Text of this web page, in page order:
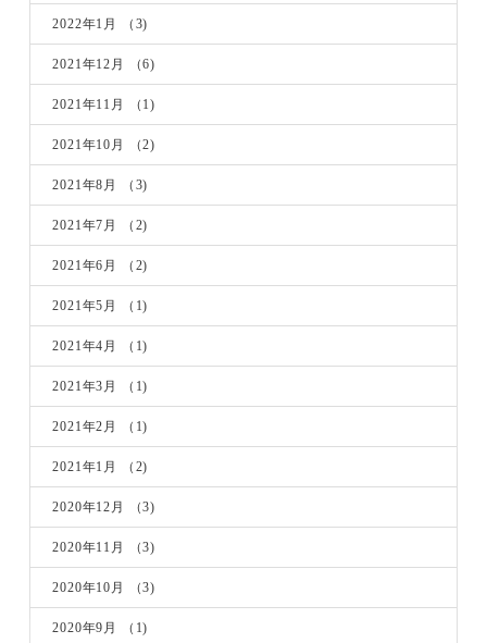
2022年1月 （3)
2021年12月 （6)
2021年11月 （1)
2021年10月 （2)
2021年8月 （3)
2021年7月 （2)
2021年6月 （2)
2021年5月 （1)
2021年4月 （1)
2021年3月 （1)
2021年2月 （1)
2021年1月 （2)
2020年12月 （3)
2020年11月 （3)
2020年10月 （3)
2020年9月 （1)